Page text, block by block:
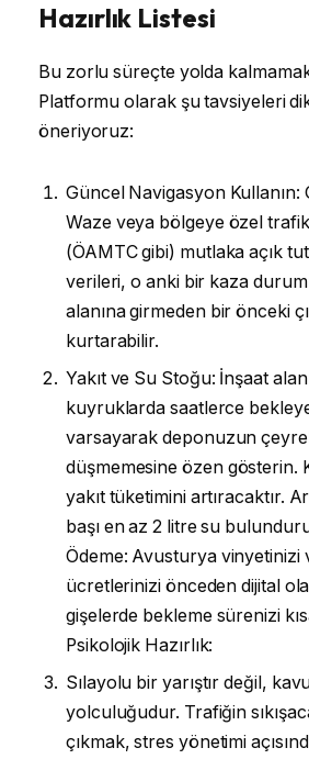
Hazırlık Listesi
Bu zorlu süreçte yolda
Platformu olarak şu tavsiyeleri
öneriyoruz:
Güncel Navigasyon Kullanın:
Waze veya bölgeye özel
(ÖAMTC gibi) mutlaka açık
verileri, o anki bir kaza
alanına girmeden bir önceki
kurtarabilir.
Yakıt ve Su Stoğu: İnşaat
kuyruklarda saatlerce
varsayarak deponuzun
düşmemesine özen gösterin.
yakıt tüketimini artıracaktır.
başı en az 2 litre su
Ödeme: Avusturya vinyetinizi
ücretlerinizi önceden dijital
gişelerde bekleme sürenizi
Psikolojik Hazırlık:
Sılayolu bir yarıştır değil,
yolculuğudur. Trafiğin
çıkmak, stres yönetimi